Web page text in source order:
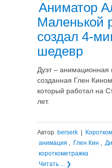
Аниматор
Маленькой
создал 4-
шедевр
Дуэт – анимационная
созданная Глен
который работал на
лет.
Автор berserk
анимация , Глен Кин ,
короткометражка
Читать ... ❯